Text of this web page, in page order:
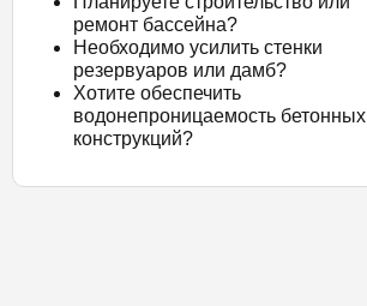
ремонт бассейна?
Необходимо усилить стенки
резервуаров или дамб?
Хотите обеспечить
водонепроницаемость бетонных
конструкций?